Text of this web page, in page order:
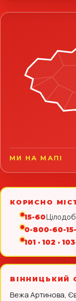
МИ НА МАПІ
КОРИСНО
15-60
0-800-60-
101 · 102 · 103
ВІННИЦЬКИЙ
Вежа Артинова,